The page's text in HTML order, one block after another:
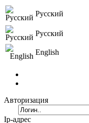
Русский
Русский
English
Авторизация
Ip-адрес